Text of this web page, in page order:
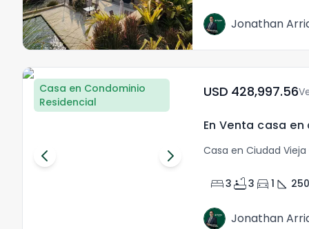
Jonathan
Casa en Condominio
Residencial
USD	428,997.56
Casa en Ciudad
bed3 bathtub3 directions_car 1 square_foot 250
Jonathan